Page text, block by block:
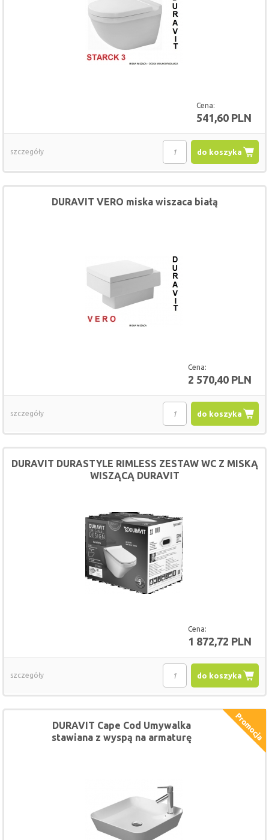
Cena:
541,60 PLN
do koszyka
szczegóły
Cena:
2 570,40 PLN
DURAVIT VERO miska wiszaca białą
do koszyka
szczegóły
Cena:
1 872,72 PLN
DURAVIT DURASTYLE RIMLESS ZESTAW WC Z MISKĄ
WISZĄCĄ DURAVIT
do koszyka
szczegóły
DURAVIT Cape Cod Umywalka
stawiana z wyspą na armaturę